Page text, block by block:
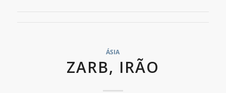
ÁSIA
ZARB, IRÃO